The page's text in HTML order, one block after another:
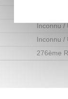
Inconnu /
Inconnu /
276ème